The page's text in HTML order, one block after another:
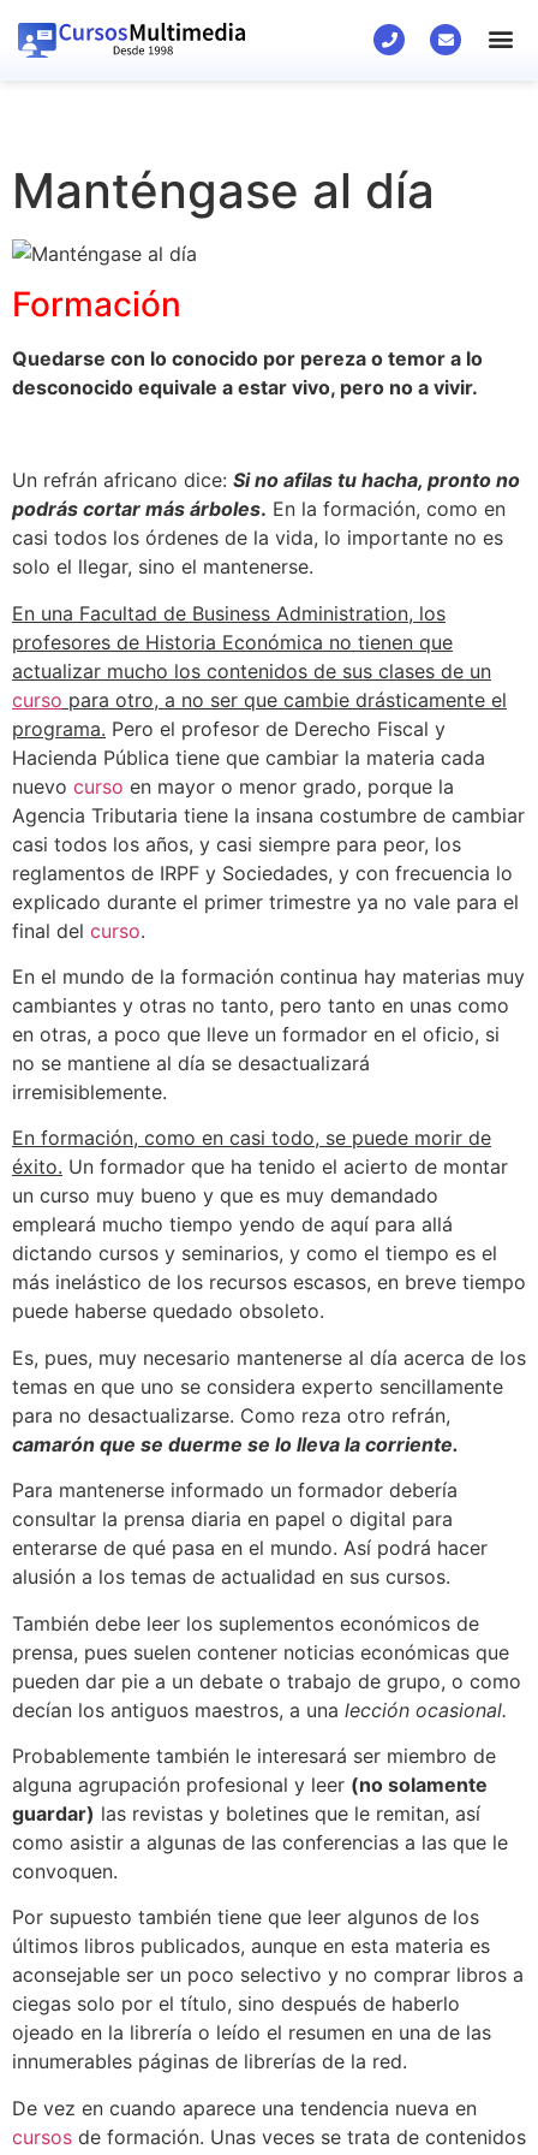
Manténgase al día
Formación
Quedarse con lo conocido por pereza o temor a lo
desconocido equivale a estar vivo, pero no a vivir.
Un refrán africano dice: Si no afilas tu hacha, pronto no
podrás cortar más árboles. En la formación, como en
casi todos los órdenes de la vida, lo importante no es
solo el llegar, sino el mantenerse.
En una Facultad de Business Administration, los
profesores de Historia Económica no tienen que
actualizar mucho los contenidos de sus clases de un
curso para otro, a no ser que cambie drásticamente el
programa. Pero el profesor de Derecho Fiscal y
Hacienda Pública tiene que cambiar la materia cada
nuevo curso en mayor o menor grado, porque la
Agencia Tributaria tiene la insana costumbre de cambiar
casi todos los años, y casi siempre para peor, los
reglamentos de IRPF y Sociedades, y con frecuencia lo
explicado durante el primer trimestre ya no vale para el
final del curso.
En el mundo de la formación continua hay materias muy
cambiantes y otras no tanto, pero tanto en unas como
en otras, a poco que lleve un formador en el oficio, si
no se mantiene al día se desactualizará
irremisiblemente.
En formación, como en casi todo, se puede morir de
éxito. Un formador que ha tenido el acierto de montar
un curso muy bueno y que es muy demandado
empleará mucho tiempo yendo de aquí para allá
dictando cursos y seminarios, y como el tiempo es el
más inelástico de los recursos escasos, en breve tiempo
puede haberse quedado obsoleto.
Es, pues, muy necesario mantenerse al día acerca de los
temas en que uno se considera experto sencillamente
para no desactualizarse. Como reza otro refrán,
camarón que se duerme se lo lleva la corriente.
Para mantenerse informado un formador debería
consultar la prensa diaria en papel o digital para
enterarse de qué pasa en el mundo. Así podrá hacer
alusión a los temas de actualidad en sus cursos.
También debe leer los suplementos económicos de
prensa, pues suelen contener noticias económicas que
pueden dar pie a un debate o trabajo de grupo, o como
decían los antiguos maestros, a una lección ocasional.
Probablemente también le interesará ser miembro de
alguna agrupación profesional y leer (no solamente
guardar) las revistas y boletines que le remitan, así
como asistir a algunas de las conferencias a las que le
convoquen.
Por supuesto también tiene que leer algunos de los
últimos libros publicados, aunque en esta materia es
aconsejable ser un poco selectivo y no comprar libros a
ciegas solo por el título, sino después de haberlo
ojeado en la librería o leído el resumen en una de las
innumerables páginas de librerías de la red.
De vez en cuando aparece una tendencia nueva en
cursos de formación. Unas veces se trata de contenidos